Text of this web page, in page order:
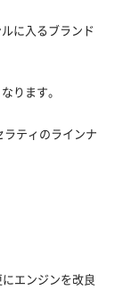
に入るブランド
ります。
ティのラインナ
エンジンを改良